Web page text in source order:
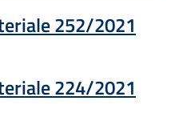
252/2021
nuova finestra
224/2021
nuova finestra